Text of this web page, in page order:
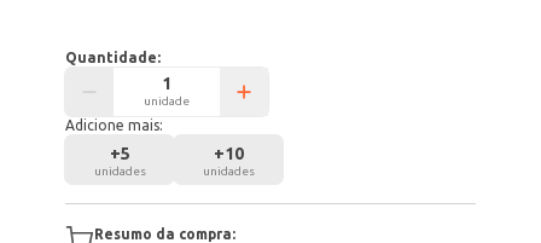
Quantidade:
unidade
Adicione mais:
+5
unidades
+10
unidades
Resumo da compra: